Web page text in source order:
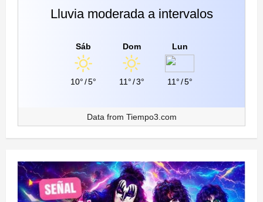
Lluvia moderada a intervalos
Sáb
10°/5°
Dom
11°/3°
Lun
11°/5°
Data from Tiempo3.com